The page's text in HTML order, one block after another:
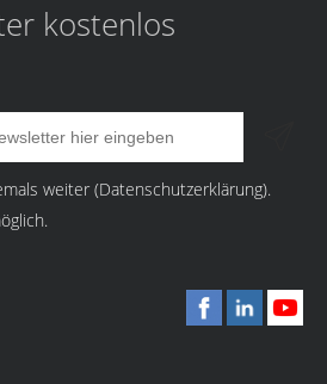
kostenlos
weiter (Datenschutzerklärung).